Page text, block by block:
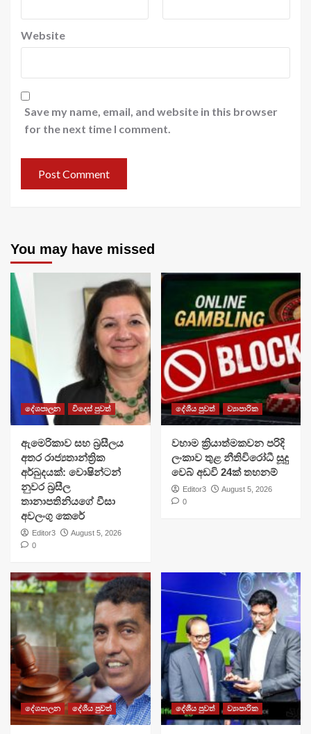
Website
Save my name, email, and website in this browser
for the next time I comment.
You may have missed
දේශපාලන විදෙස් පුවත්
ඇමෙරිකාව සහ බ්‍රසීලය
අතර රාජ්‍යතාන්ත්‍රික
අර්බුදයක්: වොෂින්ටන්
නුවර බ්‍රසීල
තානාපතිනියගේ වීසා
අවලංගු කෙරේ
Editor3
August 5, 2026
0
දේශීය පුවත් ව්‍යාපාරික
වහාම ක්‍රියාත්මකවන පරිදි
ලංකාව තුළ නීතිවිරෝධී සූදු
වෙබ් අඩවි 24ක් තහනම්
Editor3
August 5, 2026
0
දේශපාලන දේශීය පුවත් දේශීය පුවත් ව්‍යාපාරික